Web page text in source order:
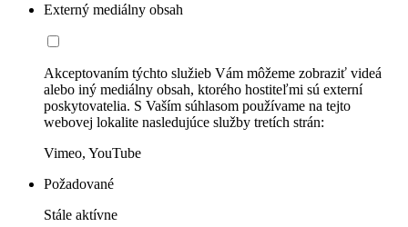
Externý mediálny obsah
Akceptovaním týchto služieb Vám môžeme zobraziť videá
alebo iný mediálny obsah, ktorého hostiteľmi sú externí
poskytovatelia. S Vaším súhlasom používame na tejto
webovej lokalite nasledujúce služby tretích strán:
Vimeo, YouTube
Požadované
Stále aktívne